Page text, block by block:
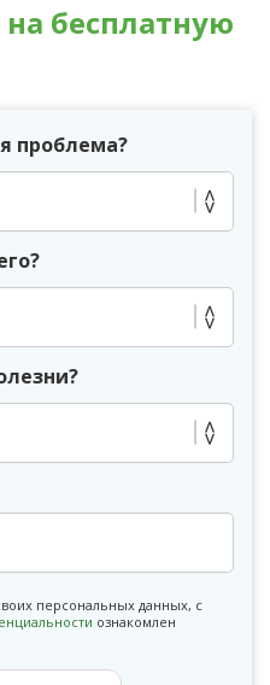
на бесплатную
проблема?
персональных данных, с
ознакомлен